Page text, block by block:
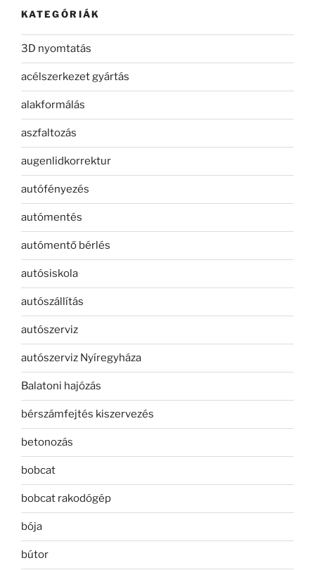
KATEGÓRIÁK
3D nyomtatás
acélszerkezet gyártás
alakformálás
aszfaltozás
augenlidkorrektur
autófényezés
autómentés
autómentő bérlés
autósiskola
autószállítás
autószerviz
autószerviz Nyíregyháza
Balatoni hajózás
bérszámfejtés kiszervezés
betonozás
bobcat
bobcat rakodógép
bója
bútor